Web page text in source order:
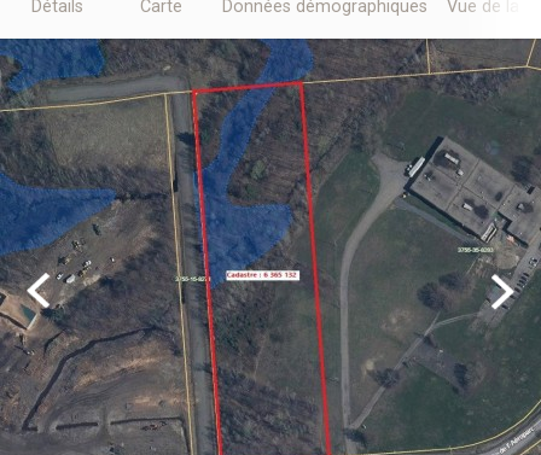
Détails Carte Données démographiques Vue de la
Previous Next